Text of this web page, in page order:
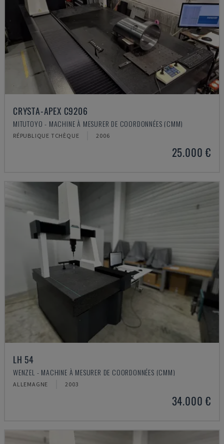
CRYSTA-APEX C9206
MITUTOYO - MACHINE À MESURER DE COORDONNÉES (CMM)
RÉPUBLIQUE TCHÈQUE 2006
25.000 €
LH 54
WENZEL - MACHINE À MESURER DE COORDONNÉES (CMM)
ALLEMAGNE 2003
34.000 €